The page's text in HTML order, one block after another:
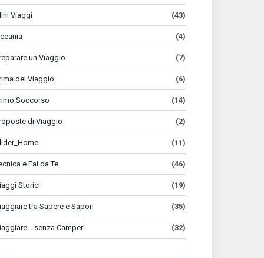
Viaggi (43)
(4)
un Viaggio (7)
del Viaggio (6)
Soccorso (14)
di Viaggio (2)
(11)
e Fai da Te (46)
Storici (19)
tra Sapere e Sapori (35)
senza Camper (32)